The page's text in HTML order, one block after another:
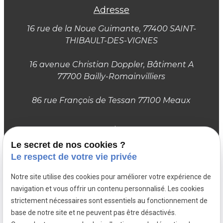
Adresse
16 rue de la Noue Guimante, 77400 SAINT-
THIBAULT-DES-VIGNES
16 avenue Christian Doppler, Bâtiment A
77700 Bailly-Romainvilliers
86 rue François de Tessan 77100 Meaux
Horaires
Du lundi au samedi :
10h – 12h / 13h30 – 18h30
Suivez-nous
Le secret de nos cookies ?
Le respect de votre vie privée
Notre site utilise des cookies pour améliorer votre expérience de
navigation et vous offrir un contenu personnalisé. Les cookies
strictement nécessaires sont essentiels au fonctionnement de
base de notre site et ne peuvent pas être désactivés.